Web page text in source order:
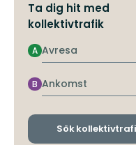
Ta dig hit med
kollektivtrafik
Avresa
A
Ankomst
B
Sök